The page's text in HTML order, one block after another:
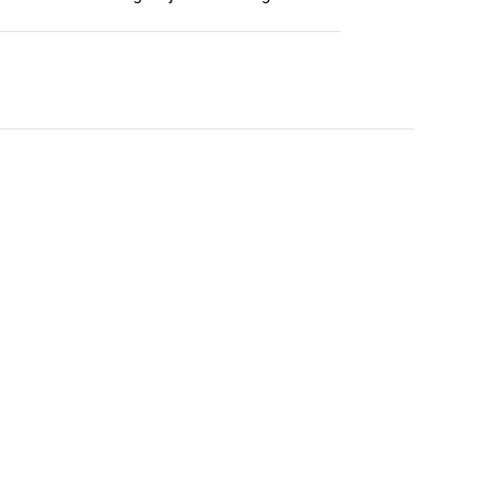
die in Funktion und Performance über alle
RockShox und FOX und gewährleistet damit
Komponenten angepasst und warten mit
auf anspruchsvollen Trails und in den
nicht enttäuschen, ist es doch extra dafür gebaut
beherrscht du auf deinem Stumpjumper und
machen es dir leicht, das Bike auf dich und
und gedichteten Lagern